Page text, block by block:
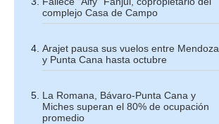
complejo Casa de Campo
Arajet pausa sus vuelos entre Mendoza
y Punta Cana hasta octubre
La Romana, Bávaro-Punta Cana y
Miches superan el 80% de ocupación
promedio